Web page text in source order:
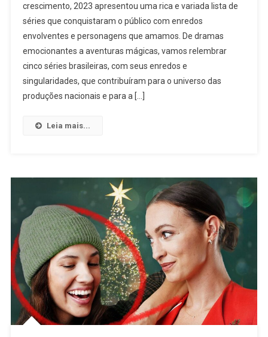
5
Séries
Brasileiras
Que
Estrearam
crescimento, 2023 apresentou uma rica e variada lista de
séries que conquistaram o público com enredos
envolventes e personagens que amamos. De dramas
emocionantes a aventuras mágicas, vamos relembrar
cinco séries brasileiras, com seus enredos e
singularidades, que contribuíram para o universo das
produções nacionais e para a […]
Leia mais...